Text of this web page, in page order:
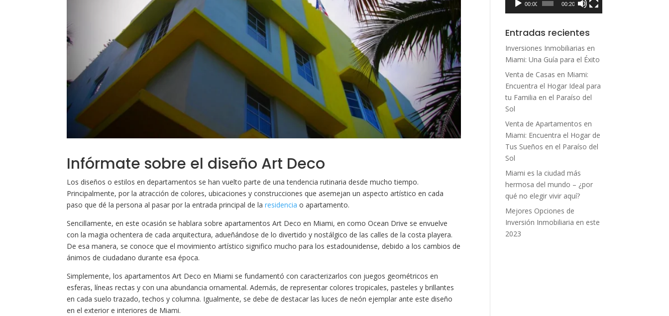
Infórmate sobre el diseño Art Deco
Los diseños o estilos en departamentos se han vuelto parte de una tendencia rutinaria desde mucho tiempo.
Principalmente, por la atracción de colores, ubicaciones y construcciones que asemejan un aspecto artístico en cada
paso que dé la persona al pasar por la entrada principal de laresidencia o apartamento.
Sencillamente, en este ocasión se hablara sobre apartamentos Art Deco en Miami, en como Ocean Drive se envuelve
con la magia ochentera de cada arquitectura, adueñándose de lo divertido y nostálgico de las calles de la costa playera.
De esa manera, se conoce que el movimiento artístico significo mucho para los estadounidense, debido a los cambios de
ánimos de ciudadano durante esa época.
Simplemente, los apartamentos Art Deco en Miami se fundamentó con caracterizarlos con juegos geométricos en
esferas, líneas rectas y con una abundancia ornamental. Además, de representar colores tropicales, pasteles y brillantes
en cada suelo trazado, techos y columna. Igualmente, se debe de destacar las luces de neón ejemplar ante este diseño
en el exterior e interiores de Miami.
00:00 00:20
Entradas recientes
Inversiones Inmobiliarias en
Miami: Una Guía para el Éxito
Venta de Casas en Miami:
Encuentra el Hogar Ideal para
tu Familia en el Paraíso del
Sol
Venta de Apartamentos en
Miami: Encuentra el Hogar de
Tus Sueños en el Paraíso del
Sol
Miami es la ciudad más
hermosa del mundo – ¿por
qué no elegir vivir aquí?
Mejores Opciones de
Inversión Inmobiliaria en este
2023